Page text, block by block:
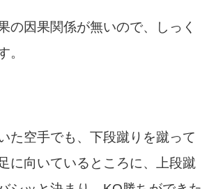
の因果関係が無いので、しっく
。
た空手でも、下段蹴りを蹴って
に向いているところに、上段蹴